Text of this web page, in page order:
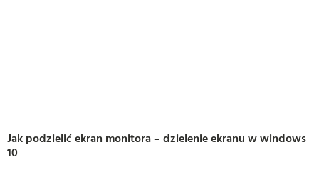
Jak podzielić ekran monitora – dzielenie ekranu w windows
10